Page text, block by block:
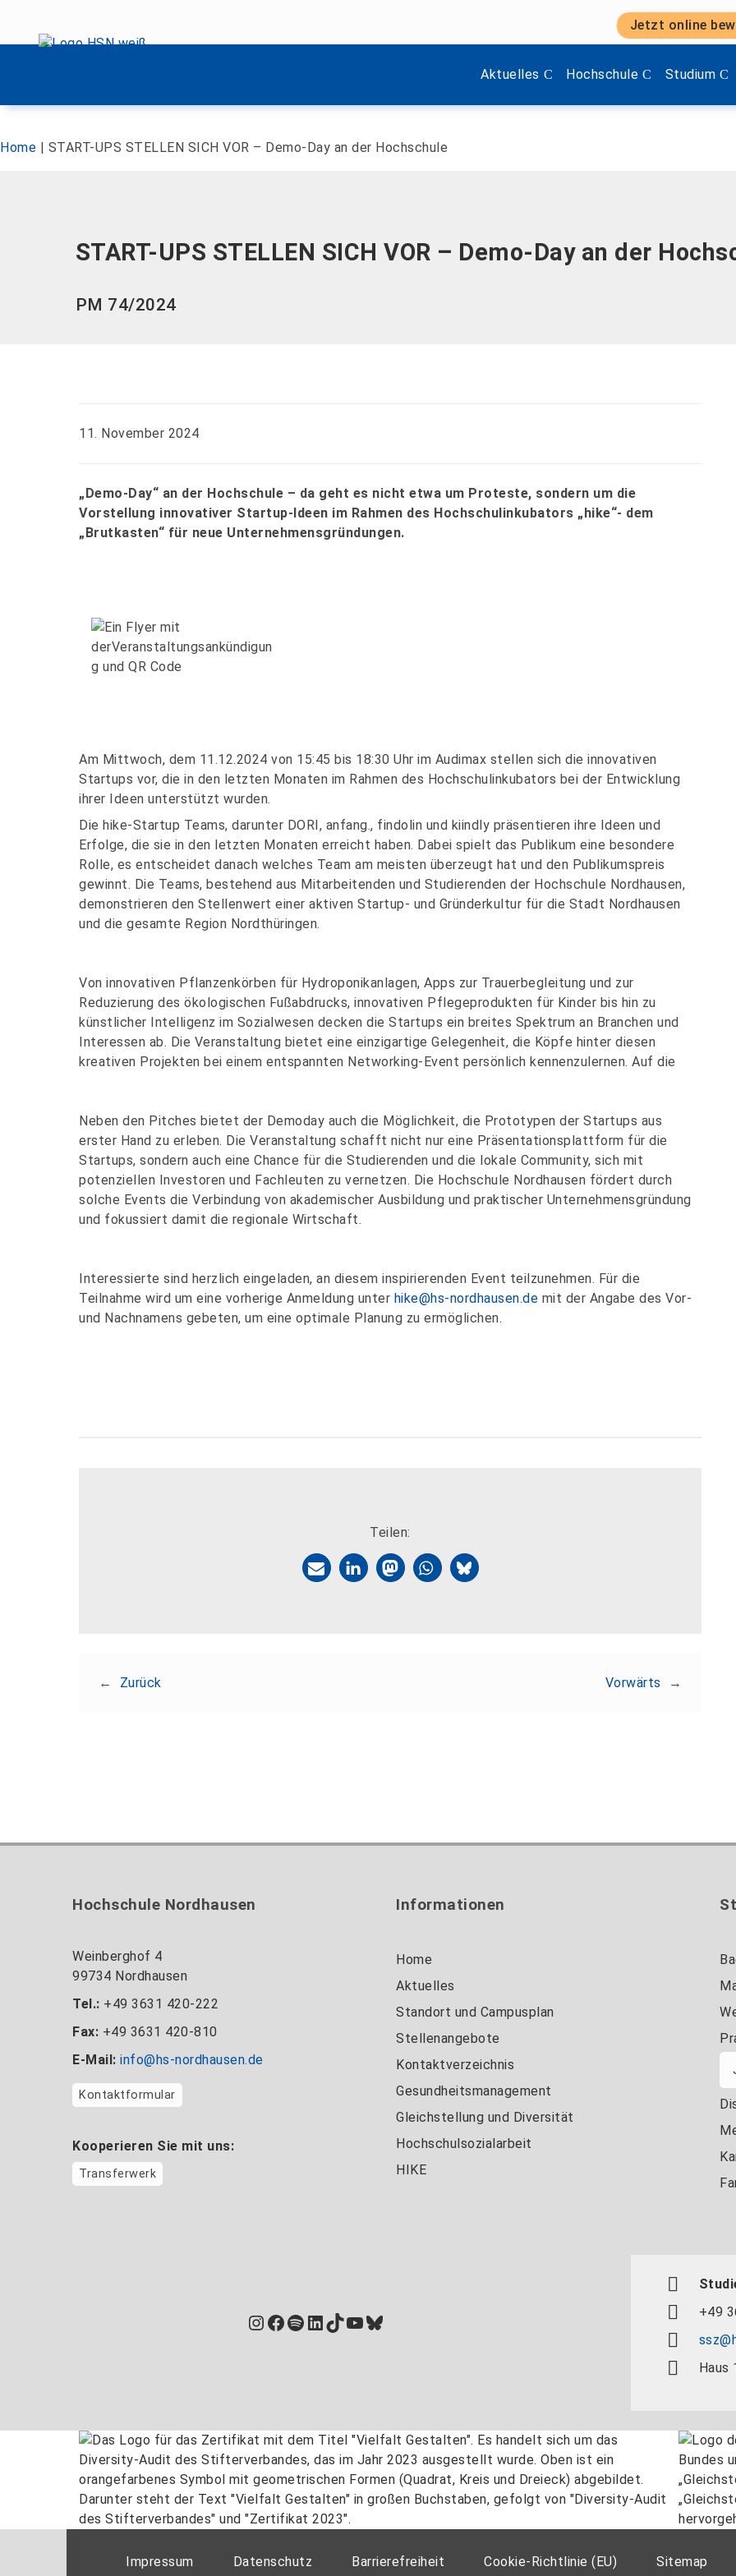
Jetzt online
Aktuelles
Zeige Menü-Unterpunkte von 'Aktuelles'.
Hochschule
Zeige Menü-Unterpunkte
Studium
Zeige
Home | START-UPS STELLEN SICH VOR – Demo-Day an der Hochschule
START-UPS STELLEN SICH VOR – Demo-Day an der
PM 74/2024
11. November 2024
„Demo-Day“ an der Hochschule – da geht es nicht etwa um Proteste, sondern um die
Vorstellung innovativer Startup-Ideen im Rahmen des Hochschulinkubators „hike“- dem
„Brutkasten“ für neue Unternehmensgründungen.
Am Mittwoch, dem 11.12.2024 von 15:45 bis 18:30 Uhr im Audimax stellen sich die innovativen
Startups vor, die in den letzten Monaten im Rahmen des Hochschulinkubators bei der Entwicklung
ihrer Ideen unterstützt wurden.
Die hike-Startup Teams, darunter DORI, anfang., findolin und kiindly präsentieren ihre Ideen und
Erfolge, die sie in den letzten Monaten erreicht haben. Dabei spielt das Publikum eine besondere
Rolle, es entscheidet danach welches Team am meisten überzeugt hat und den Publikumspreis
gewinnt. Die Teams, bestehend aus Mitarbeitenden und Studierenden der Hochschule Nordhausen,
demonstrieren den Stellenwert einer aktiven Startup- und Gründerkultur für die Stadt Nordhausen
und die gesamte Region Nordthüringen.
Von innovativen Pflanzenkörben für Hydroponikanlagen, Apps zur Trauerbegleitung und zur
Reduzierung des ökologischen Fußabdrucks, innovativen Pflegeprodukten für Kinder bis hin zu
künstlicher Intelligenz im Sozialwesen decken die Startups ein breites Spektrum an Branchen und
Interessen ab. Die Veranstaltung bietet eine einzigartige Gelegenheit, die Köpfe hinter diesen
kreativen Projekten bei einem entspannten Networking-Event persönlich kennenzulernen. Auf die
Neben den Pitches bietet der Demoday auch die Möglichkeit, die Prototypen der Startups aus
erster Hand zu erleben. Die Veranstaltung schafft nicht nur eine Präsentationsplattform für die
Startups, sondern auch eine Chance für die Studierenden und die lokale Community, sich mit
potenziellen Investoren und Fachleuten zu vernetzen. Die Hochschule Nordhausen fördert durch
solche Events die Verbindung von akademischer Ausbildung und praktischer Unternehmensgründung
und fokussiert damit die regionale Wirtschaft.
Interessierte sind herzlich eingeladen, an diesem inspirierenden Event teilzunehmen. Für die
Teilnahme wird um eine vorherige Anmeldung unter hike@hs-nordhausen.de mit der Angabe des Vor-
und Nachnamens gebeten, um eine optimale Planung zu ermöglichen.
Teilen:
← Zurück Vorwärts →
Hochschule Nordhausen
Weinberghof 4
99734 Nordhausen
Tel.: +49 3631 420-222
Fax: +49 3631 420-810
E-Mail: info@hs-nordhausen.de
Kontaktformular
Kooperieren Sie mit uns:
Transferwerk
Informationen
Home
Aktuelles
Standort und Campusplan
Stellenangebote
Kontaktverzeichnis
Gesundheitsmanagement
Gleichstellung und Diversität
Hochschulsozialarbeit
HIKE
Instagram
Facebook
Spotify
LinkedIn
TikTok
YouTube
Bluesky
+49
Haus
Impressum Datenschutz Barrierefreiheit Cookie-Richtlinie (EU) Sitemap